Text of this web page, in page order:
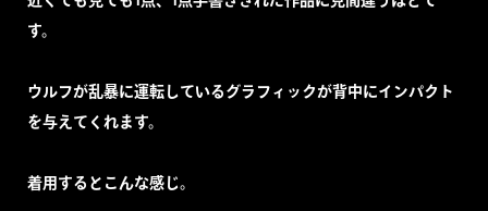
す。
ウルフが乱暴に運転しているグラフィックが背中にインパクト
を与えてくれます。
着用するとこんな感じ。